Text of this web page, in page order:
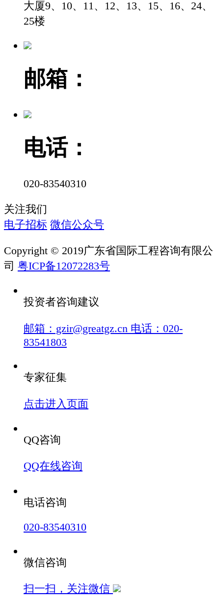
大厦9、10、11、12、13、15、16、24、
25楼
邮箱：
电话：
020-83540310
关注我们
电子招标 微信公众号
Copyright © 2019广东省国际工程咨询有限公
司 粤ICP备12072283号
投资者咨询建议
邮箱：gzir@greatgz.cn 电话：020-
83541803
专家征集
点击进入页面
QQ咨询
QQ在线咨询
电话咨询
020-83540310
微信咨询
扫一扫，关注微信